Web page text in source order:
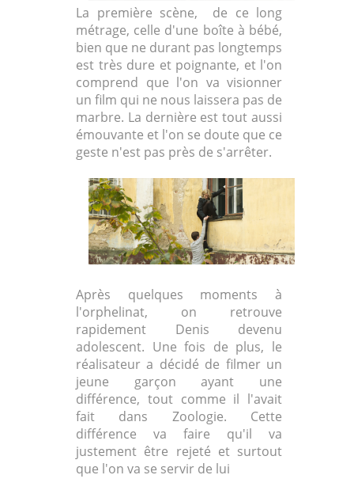
La première scène, de ce long
métrage, celle d'une boîte à bébé,
bien que ne durant pas longtemps
est très dure et poignante, et l'on
comprend que l'on va visionner
un film qui ne nous laissera pas de
marbre. La dernière est tout aussi
émouvante et l'on se doute que ce
geste n'est pas près de s'arrêter.
Après quelques moments à
l'orphelinat, on retrouve
rapidement Denis devenu
adolescent. Une fois de plus, le
réalisateur a décidé de filmer un
jeune garçon ayant une
différence, tout comme il l'avait
fait dans Zoologie. Cette
différence va faire qu'il va
justement être rejeté et surtout
que l'on va se servir de lui